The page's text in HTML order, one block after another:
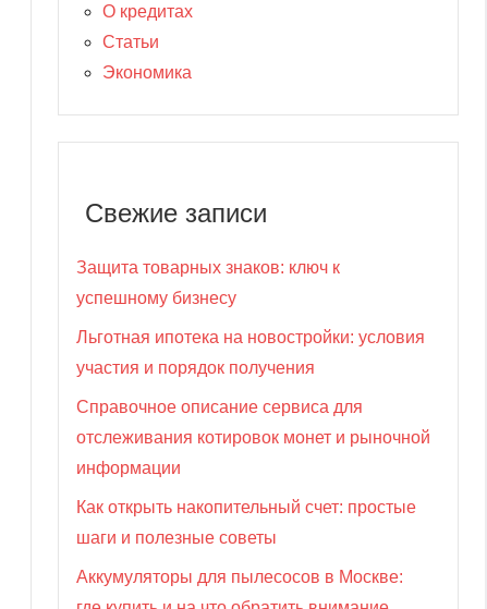
О кредитах
Статьи
Экономика
Свежие записи
Защита товарных знаков: ключ к
успешному бизнесу
Льготная ипотека на новостройки: условия
участия и порядок получения
Справочное описание сервиса для
отслеживания котировок монет и рыночной
информации
Как открыть накопительный счет: простые
шаги и полезные советы
Аккумуляторы для пылесосов в Москве: